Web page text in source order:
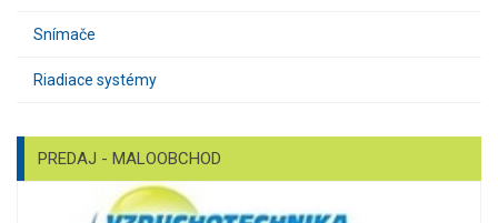
Snímače
Riadiace systémy
PREDAJ - MALOOBCHOD